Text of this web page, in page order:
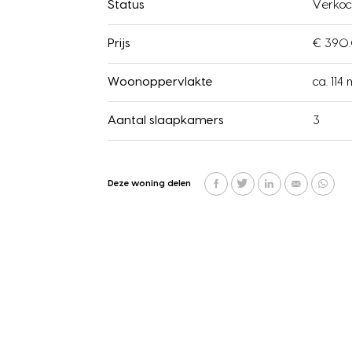
Status
Prijs €
Woonoppervlakte ca. 114
Aantal slaapkamers 3
Deze woning delen